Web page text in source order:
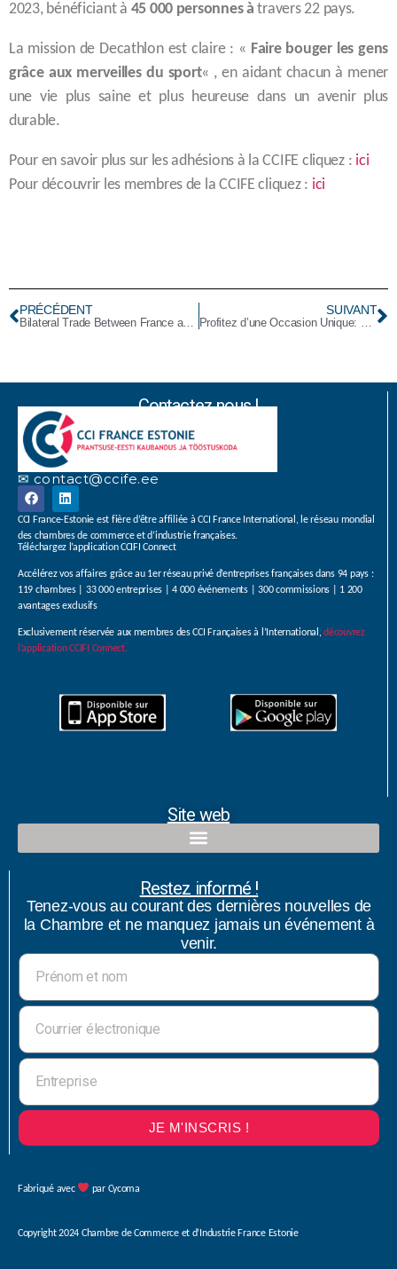
2023, bénéficiant à 45 000 personnes à travers 22 pays.
La mission de Decathlon est claire : « Faire bouger les gens
grâce aux merveilles du sport« , en aidant chacun à mener
une vie plus saine et plus heureuse dans un avenir plus
durable.
Pour en savoir plus sur les adhésions à la CCIFE cliquez : ici
Pour découvrir les membres de la CCIFE cliquez : ici
PRÉCÉDENT
Bilateral Trade Between France and Estonia: A Snapshot of Growth and Shifts in2023-2024
SUIVANT
Profitez d’une Occasion Unique: Postulez au Stage de Français Professionnel Offert !
Contactez nous !
✉ contact@ccife.ee
CCI France-Estonie est fière d’être affiliée à CCI France International, le réseau mondial
des chambres de commerce et d’industrie françaises.
Téléchargez l’application CCIFI Connect
Accélérez vos affaires grâce au 1er réseau privé d’entreprises françaises dans 94 pays :
119 chambres | 33 000 entreprises | 4 000 événements | 300 commissions | 1 200
avantages exclusifs
Exclusivement réservée aux membres des CCI Françaises à l’International,découvrez
l’application CCIFI Connect.
Site web
Restez informé !
Tenez-vous au courant des dernières nouvelles de
la Chambre et ne manquez jamais un événement à
venir.
JE M'INSCRIS !
Fabriqué avec par Cycoma
Copyright 2024 Chambre de Commerce et d’Industrie France Estonie